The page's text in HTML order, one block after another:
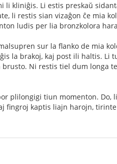
kliniĝis. Li estis preskaŭ
li restis sian vizaĝon ĉe mia
ludis per lia bronzkolora
sur la flanko de mia
la brakoj, kaj post ili haltis. Li
Ni restis tiel dum longa
plilongigi tiun momenton.
fingroj kaptis liajn harojn,